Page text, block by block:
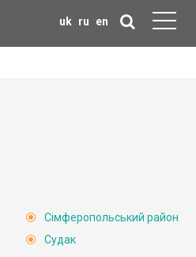
uk ru en
Сімферопольський район
Судак